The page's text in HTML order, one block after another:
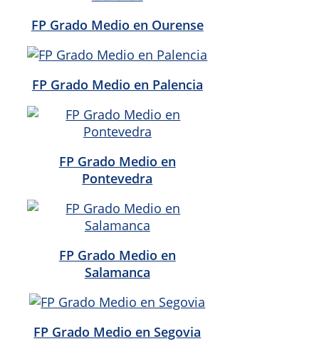
FP Grado Medio en Ourense
FP Grado Medio en Palencia
FP Grado Medio en
Pontevedra
FP Grado Medio en
Salamanca
FP Grado Medio en Segovia